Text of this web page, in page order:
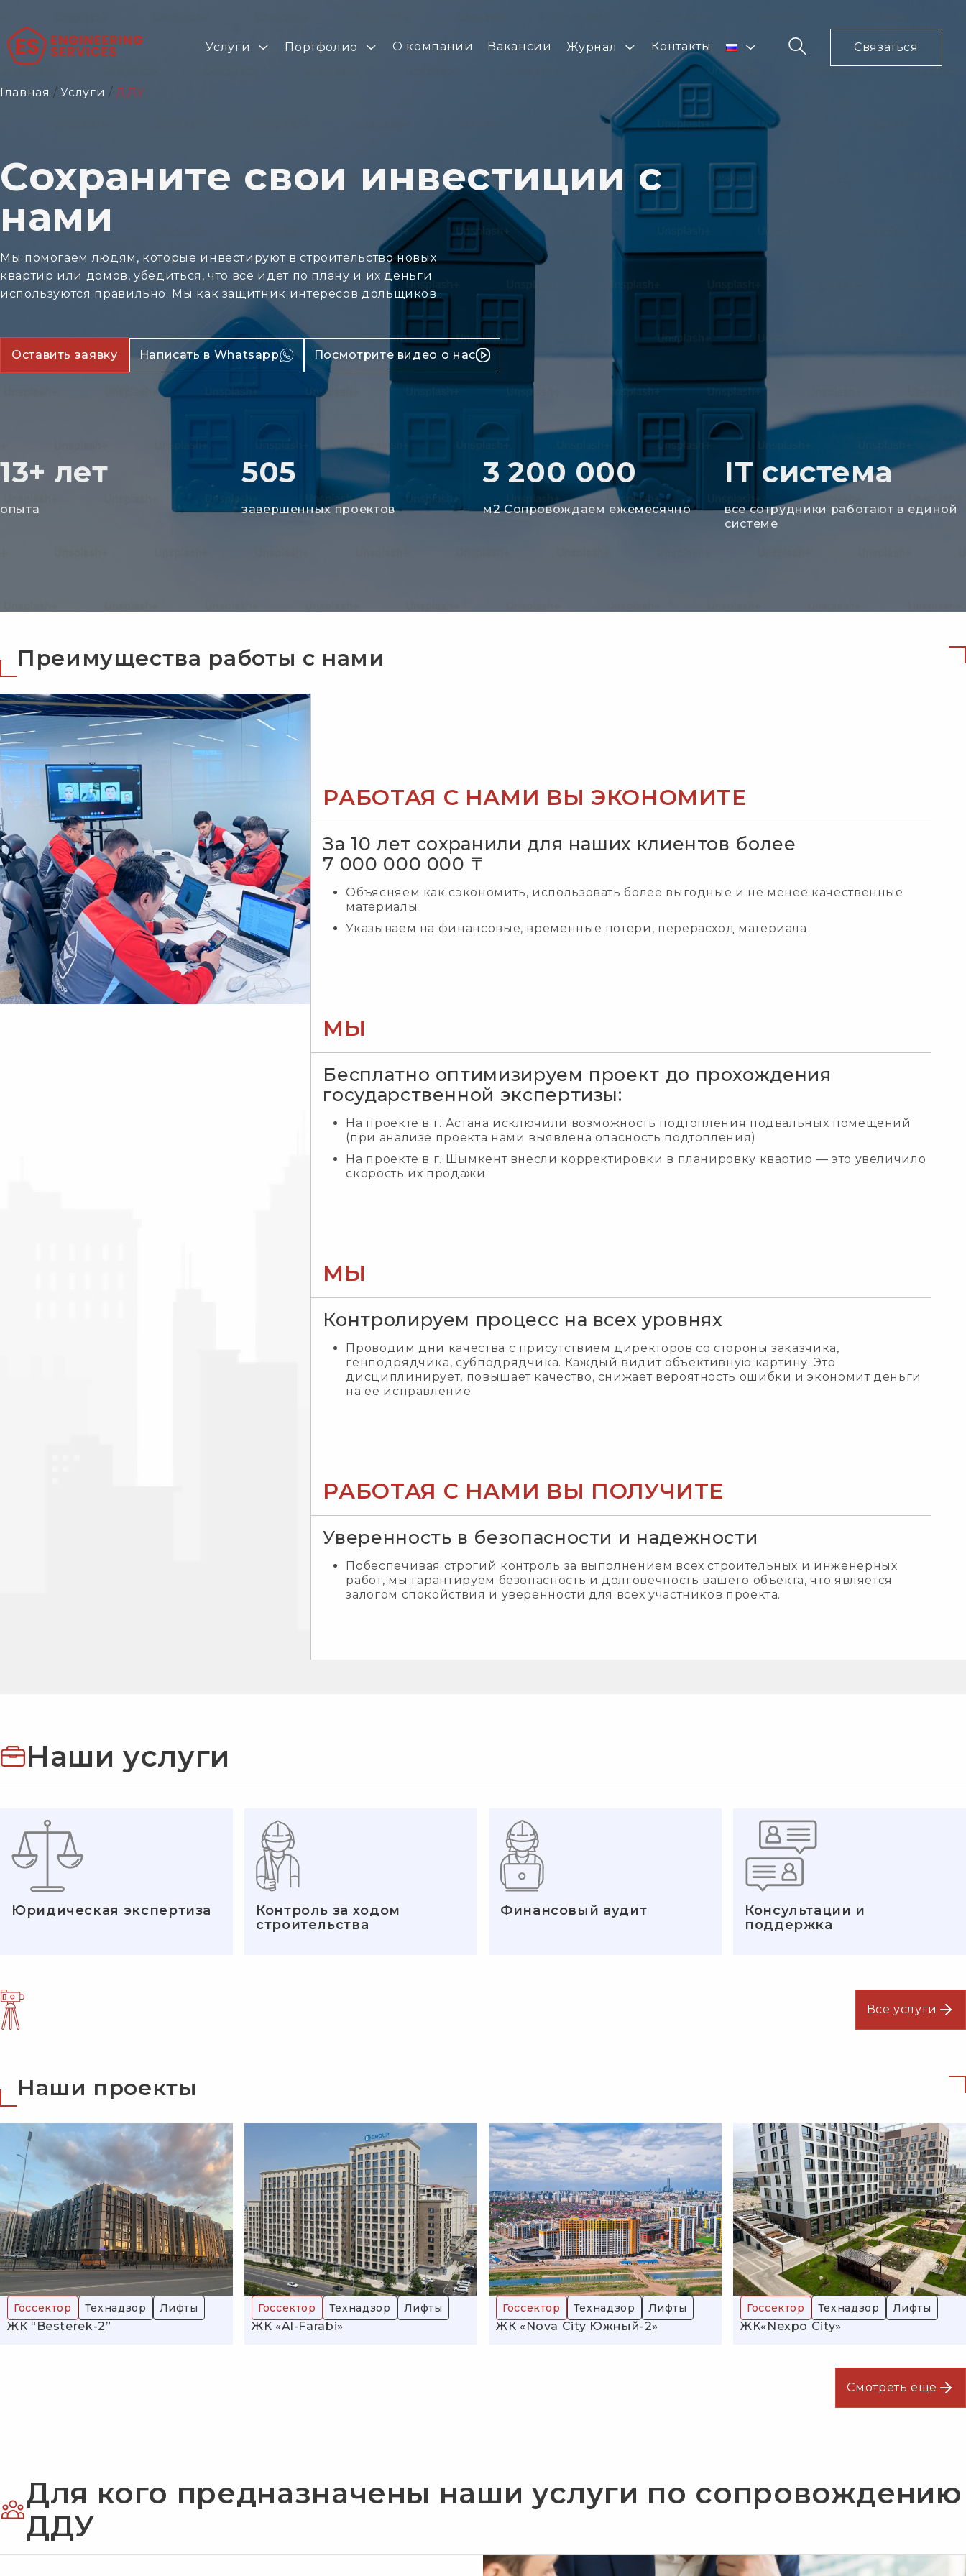
Услуги Портфолио О компании Вакансии Журнал Контакты Связаться
Главная /Услуги /ДДУ
Cохраните свои инвестиции с
нами
Мы помогаем людям, которые инвестируют в строительство новых
квартир или домов, убедиться, что все идет по плану и их деньги
используются правильно. Мы как защитник интересов дольщиков.
Оставить заявку Написать в Whatsapp Посмотрите видео о нас
13+ лет
опыта
505
завершенных проектов
3 200 000
м2 Сопровождаем ежемесячно
IT система
все сотрудники работают в единой
системе
Преимущества работы с нами
РАБОТАЯ С НАМИ ВЫ ЭКОНОМИТЕ
За 10 лет сохранили для наших клиентов более
7 000 000 000 ₸
Объясняем как сэкономить, использовать более выгодные и не менее качественные
материалы
Указываем на финансовые, временные потери, перерасход материала
МЫ
Бесплатно оптимизируем проект до прохождения
государственной экспертизы:
На проекте в г. Астана исключили возможность подтопления подвальных помещений
(при анализе проекта нами выявлена опасность подтопления)
На проекте в г. Шымкент внесли корректировки в планировку квартир — это увеличило
скорость их продажи
МЫ
Контролируем процесс на всех уровнях
Проводим дни качества с присутствием директоров со стороны заказчика,
генподрядчика, субподрядчика. Каждый видит объективную картину. Это
дисциплинирует, повышает качество, снижает вероятность ошибки и экономит деньги
на ее исправление
РАБОТАЯ С НАМИ ВЫ ПОЛУЧИТЕ
Уверенность в безопасности и надежности
Побеспечивая строгий контроль за выполнением всех строительных и инженерных
работ, мы гарантируем безопасность и долговечность вашего объекта, что является
залогом спокойствия и уверенности для всех участников проекта.
Наши услуги
Юридическая экспертиза
Контроль за ходом
строительства
Финансовый аудит
Консультации и
поддержка
Все услуги
Наши проекты
Госсектор Технадзор Лифты
ЖК “Besterek-2”
Госсектор Технадзор Лифты
ЖК «Al-Farabi»
Госсектор Технадзор Лифты
ЖК «Nova City Южный-2»
Госсектор Технадзор Лифты
ЖК«Nexpo City»
Смотреть еще
Для кого предназначены наши услуги по сопровождению
ДДУ